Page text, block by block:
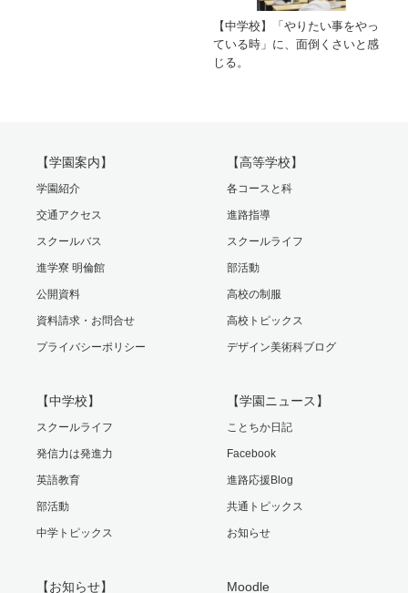
【中学校】「やりたい事をやっ
ている時」に、面倒くさいと感
じる。
【学園案内】
学園紹介
交通アクセス
スクールバス
進学寮 明倫館
公開資料
資料請求・お問合せ
プライバシーポリシー
【高等学校】
各コースと科
進路指導
スクールライフ
部活動
高校の制服
高校トピックス
デザイン美術科ブログ
【中学校】
スクールライフ
発信力は発進力
英語教育
部活動
中学トピックス
【学園ニュース】
ことちか日記
Facebook
進路応援Blog
共通トピックス
お知らせ
【お知らせ】 Moodle